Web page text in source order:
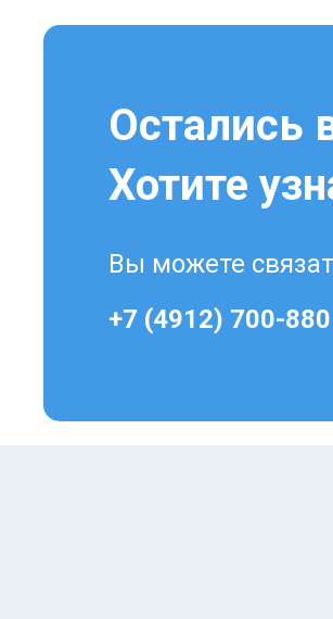
Остались
Хотите
Вы можете
+7 (4912) 700-880